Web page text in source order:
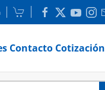
Contacto Cotización